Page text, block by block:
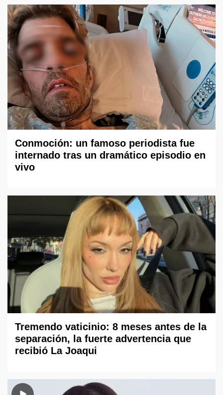
Conmoción: un famoso periodista fue
internado tras un dramático episodio en
vivo
Tremendo vaticinio: 8 meses antes de la
separación, la fuerte advertencia que
recibió La Joaqui